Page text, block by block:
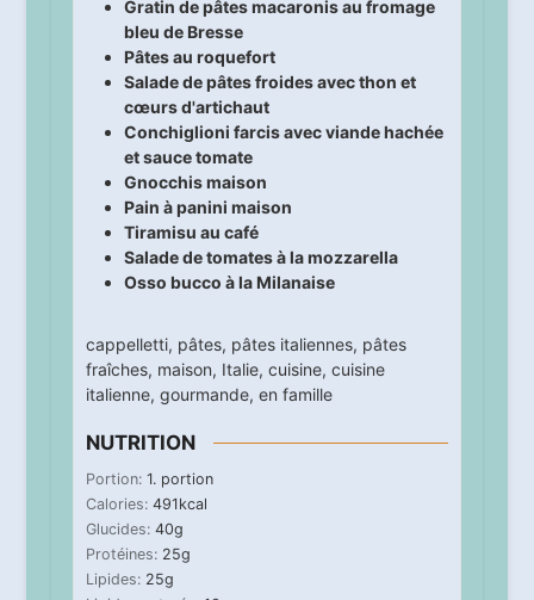
Gratin de pâtes macaronis au fromage
bleu de Bresse
Pâtes au roquefort
Salade de pâtes froides avec thon et
cœurs d'artichaut
Conchiglioni farcis avec viande hachée
et sauce tomate
Gnocchis maison
Pain à panini maison
Tiramisu au café
Salade de tomates à la mozzarella
Osso bucco à la Milanaise
cappelletti, pâtes, pâtes italiennes, pâtes
fraîches, maison, Italie, cuisine, cuisine
italienne, gourmande, en famille
NUTRITION
Portion: 1. portion
Calories: 491kcal
Glucides: 40g
Protéines: 25g
Lipides: 25g